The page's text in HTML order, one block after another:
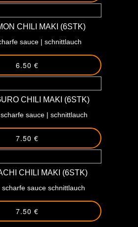
CHILI MAKI (6STK)
sauce | schnittlauch
6.50 €
CHILI MAKI (6STK)
sauce | schnittlauch
7.50 €
CHILI MAKI (6STK)
scharfe sauce schnittlauch
7.50 €